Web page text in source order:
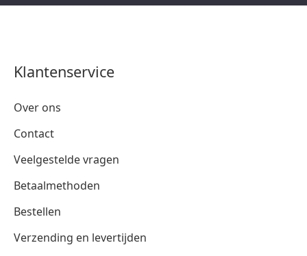
Klantenservice
Over ons
Contact
Veelgestelde vragen
Betaalmethoden
Bestellen
Verzending en levertijden